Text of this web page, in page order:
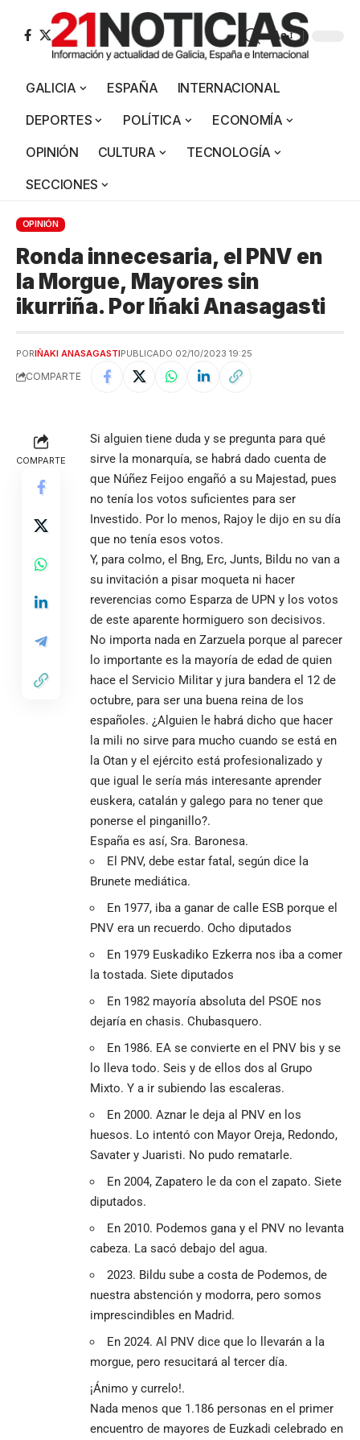
Aa
GALICIA ESPAÑA
INTERNACIONAL
DEPORTES
POLÍTICA
ECONOMÍA
OPINIÓN
CULTURA
TECNOLOGÍA
SECCIONES
OPINIÓN
Ronda innecesaria, el PNV en
la Morgue, Mayores sin
ikurriña. Por Iñaki Anasagasti
PORIÑAKI ANASAGASTIPUBLICADO 02/10/2023 19:25
COMPARTE
COMPARTE
Si alguien tiene duda y se pregunta para qué
sirve la monarquía, se habrá dado cuenta de
que Núñez Feijoo engañó a su Majestad, pues
no tenía los votos suficientes para ser
Investido. Por lo menos, Rajoy le dijo en su día
que no tenía esos votos.
Y, para colmo, el Bng, Erc, Junts, Bildu no van a
su invitación a pisar moqueta ni hacer
reverencias como Esparza de UPN y los votos
de este aparente hormiguero son decisivos.
No importa nada en Zarzuela porque al parecer
lo importante es la mayoría de edad de quien
hace el Servicio Militar y jura bandera el 12 de
octubre, para ser una buena reina de los
españoles. ¿Alguien le habrá dicho que hacer
la mili no sirve para mucho cuando se está en
la Otan y el ejército está profesionalizado y
que igual le sería más interesante aprender
euskera, catalán y galego para no tener que
ponerse el pinganillo?.
España es así, Sra. Baronesa.
El PNV, debe estar fatal, según dice la
Brunete mediática.
En 1977, iba a ganar de calle ESB porque el
PNV era un recuerdo. Ocho diputados
En 1979 Euskadiko Ezkerra nos iba a comer
la tostada. Siete diputados
En 1982 mayoría absoluta del PSOE nos
dejaría en chasis. Chubasquero.
En 1986. EA se convierte en el PNV bis y se
lo lleva todo. Seis y de ellos dos al Grupo
Mixto. Y a ir subiendo las escaleras.
En 2000. Aznar le deja al PNV en los
huesos. Lo intentó con Mayor Oreja, Redondo,
Savater y Juaristi. No pudo rematarle.
En 2004, Zapatero le da con el zapato. Siete
diputados.
En 2010. Podemos gana y el PNV no levanta
cabeza. La sacó debajo del agua.
2023. Bildu sube a costa de Podemos, de
nuestra abstención y modorra, pero somos
imprescindibles en Madrid.
En 2024. Al PNV dice que lo llevarán a la
morgue, pero resucitará al tercer día.
¡Ánimo y currelo!.
Nada menos que 1.186 personas en el primer
encuentro de mayores de Euzkadi celebrado en